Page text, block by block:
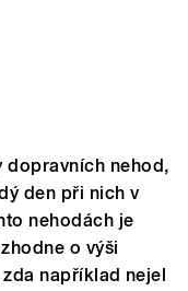
dopravních nehod,
den při nich v
nehodách je
o výši
například nejel